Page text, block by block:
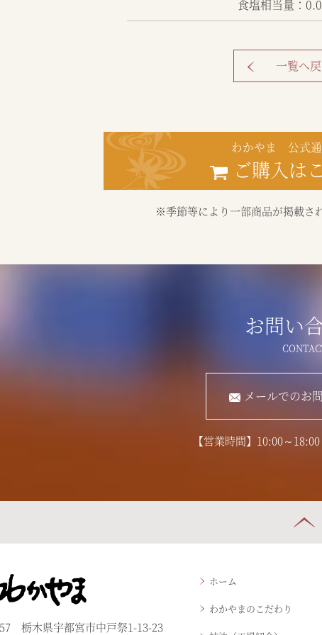
食塩相当量：
一覧へ
わかやま 公式通
ご購入は
※季節等により一部商品が掲載さ
お問い
メールでのお
【営業時間】10:00～
ホーム
わかやまのこだわり
栃木県宇都宮市中戸祭1-13-23